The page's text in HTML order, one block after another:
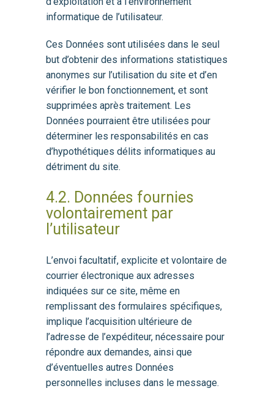
informatique de l’utilisateur.
Ces Données sont utilisées dans le seul
but d’obtenir des informations statistiques
anonymes sur l’utilisation du site et d’en
vérifier le bon fonctionnement, et sont
supprimées après traitement. Les
Données pourraient être utilisées pour
déterminer les responsabilités en cas
d’hypothétiques délits informatiques au
détriment du site.
4.2. Données fournies
volontairement par
l’utilisateur
L’envoi facultatif, explicite et volontaire de
courrier électronique aux adresses
indiquées sur ce site, même en
remplissant des formulaires spécifiques,
implique l’acquisition ultérieure de
l’adresse de l’expéditeur, nécessaire pour
répondre aux demandes, ainsi que
d’éventuelles autres Données
personnelles incluses dans le message.